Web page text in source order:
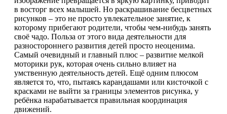
в восторг всех малышей. Но раскрашивание бесцветных
рисунков – это не просто увлекательное занятие, к
которому прибегают родители, чтобы чем-нибудь занять
своё чадо. Польза от этого вида деятельности для
разностороннего развития детей просто неоценима.
Самый очевидный и главный плюс – развитие мелкой
моторики рук, которая очень сильно влияет на
умственную деятельность детей. Ещё одним плюсом
является то, что, пытаясь карандашами или кисточкой с
красками не выйти за границы элементов рисунка, у
ребёнка нарабатывается правильная координация
движений.